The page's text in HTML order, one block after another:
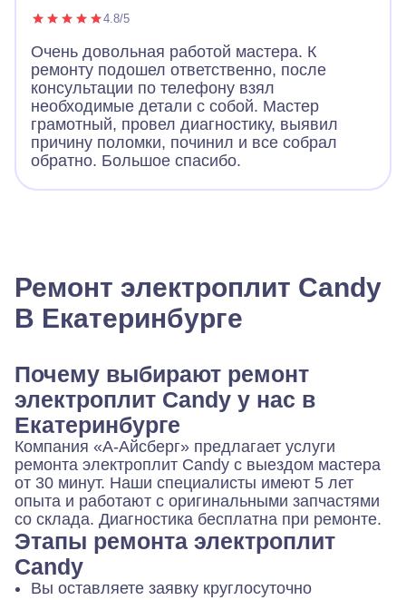
4.8/5
Очень довольная работой мастера. К
ремонту подошел ответственно, после
консультации по телефону взял
необходимые детали с собой. Мастер
грамотный, провел диагностику, выявил
причину поломки, починил и все собрал
обратно. Большое спасибо.
Ремонт электроплит Candy
В Екатеринбурге
Почему выбирают ремонт
электроплит Candy у нас в
Екатеринбурге
Компания «А-Айсберг» предлагает услуги
ремонта электроплит Candy с выездом мастера
от 30 минут. Наши специалисты имеют 5 лет
опыта и работают с оригинальными запчастями
со склада. Диагностика бесплатна при ремонте.
Этапы ремонта электроплит
Candy
Вы оставляете заявку круглосуточно